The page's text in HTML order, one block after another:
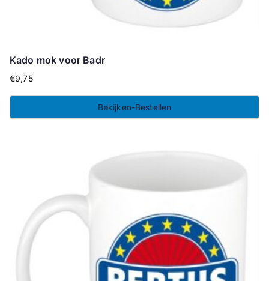
Kado mok voor Badr
€9,75
Bekijken-Bestellen